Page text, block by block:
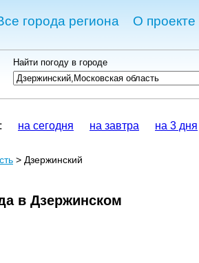
города региона О проекте
Найти погоду в городе
на сегодня на завтра на 3 дня
> Дзержинский
в Дзержинском